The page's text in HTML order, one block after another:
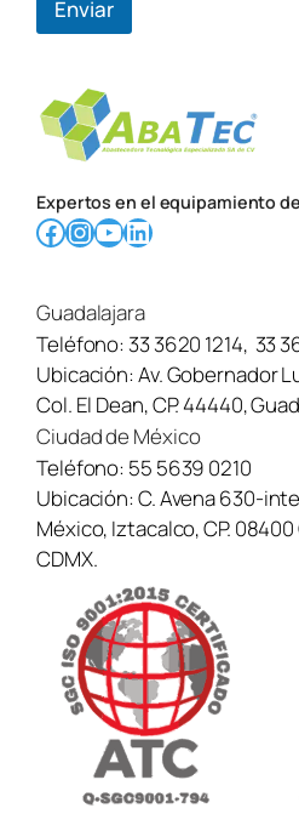
Enviar
Expertos en el equipamiento
Facebook InstagramYouTube LinkedIn
Guadalajara
Teléfono:33 3620 1214, 33
Ubicación:Av. Gobernador
Col. El Dean, CP. 44440,
Ciudad de México
Teléfono: 55 5639 0210
Ubicación:C. Avena 630-
México, Iztacalco, CP.
CDMX.